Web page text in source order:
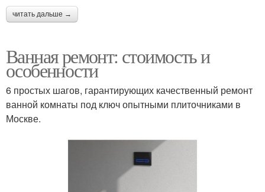
читать дальше →
Ванная ремонт: стоимость и
особенности
6 простых шагов, гарантирующих качественный ремонт
ванной комнаты под ключ опытными плиточниками в
Москве.